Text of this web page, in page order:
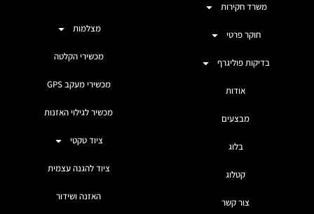
משרד חקירות
חוקר פרטי
בדיקות פוליגרף
אודות
מבצעים
בלוג
קטלוג
צור קשר
מצלמות
מכשירי הקלטה
מכשירי מעקב GPS
מכשיר לגילוי האזנות
ציוד טקטי
ציוד להגנה עצמית
האזנה ושידור